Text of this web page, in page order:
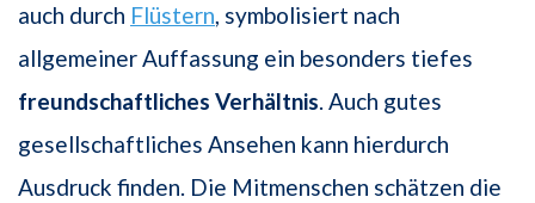
auch durch Flüstern, symbolisiert nach
allgemeiner Auffassung ein besonders tiefes
freundschaftliches Verhältnis. Auch gutes
gesellschaftliches Ansehen kann hierdurch
Ausdruck finden. Die Mitmenschen schätzen die